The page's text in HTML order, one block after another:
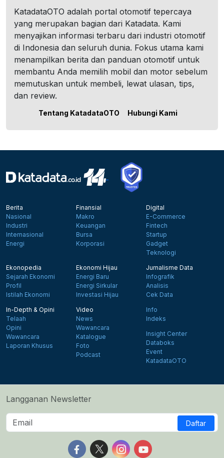
KatadataOTO adalah portal otomotif tepercaya
yang merupakan bagian dari Katadata. Kami
menyajikan informasi terbaru dari industri otomotif
di Indonesia dan seluruh dunia. Fokus utama kami
menampilkan berita dan panduan otomotif untuk
membantu Anda memilih mobil dan motor sebelum
memutuskan untuk membeli, lewat ulasan, tips,
dan review.
Tentang KatadataOTO Hubungi Kami
Berita
Nasional
Industri
Internasional
Energi
Finansial
Makro
Keuangan
Bursa
Korporasi
Digital
E-Commerce
Fintech
Startup
Gadget
Teknologi
Ekonopedia
Sejarah Ekonomi
Profil
Istilah Ekonomi
Ekonomi Hijau
Energi Baru
Energi Sirkular
Investasi Hijau
Jurnalisme Data
Infografik
Analisis
Cek Data
In-Depth & Opini
Telaah
Opini
Wawancara
Laporan Khusus
Video
News
Wawancara
Katalogue
Foto
Podcast
Info
Indeks
Insight Center
Databoks
Event
KatadataOTO
Langganan Newsletter
Daftar
Follow us on Facebook
Follow us on X
Follow us on Instagram
Follow us on